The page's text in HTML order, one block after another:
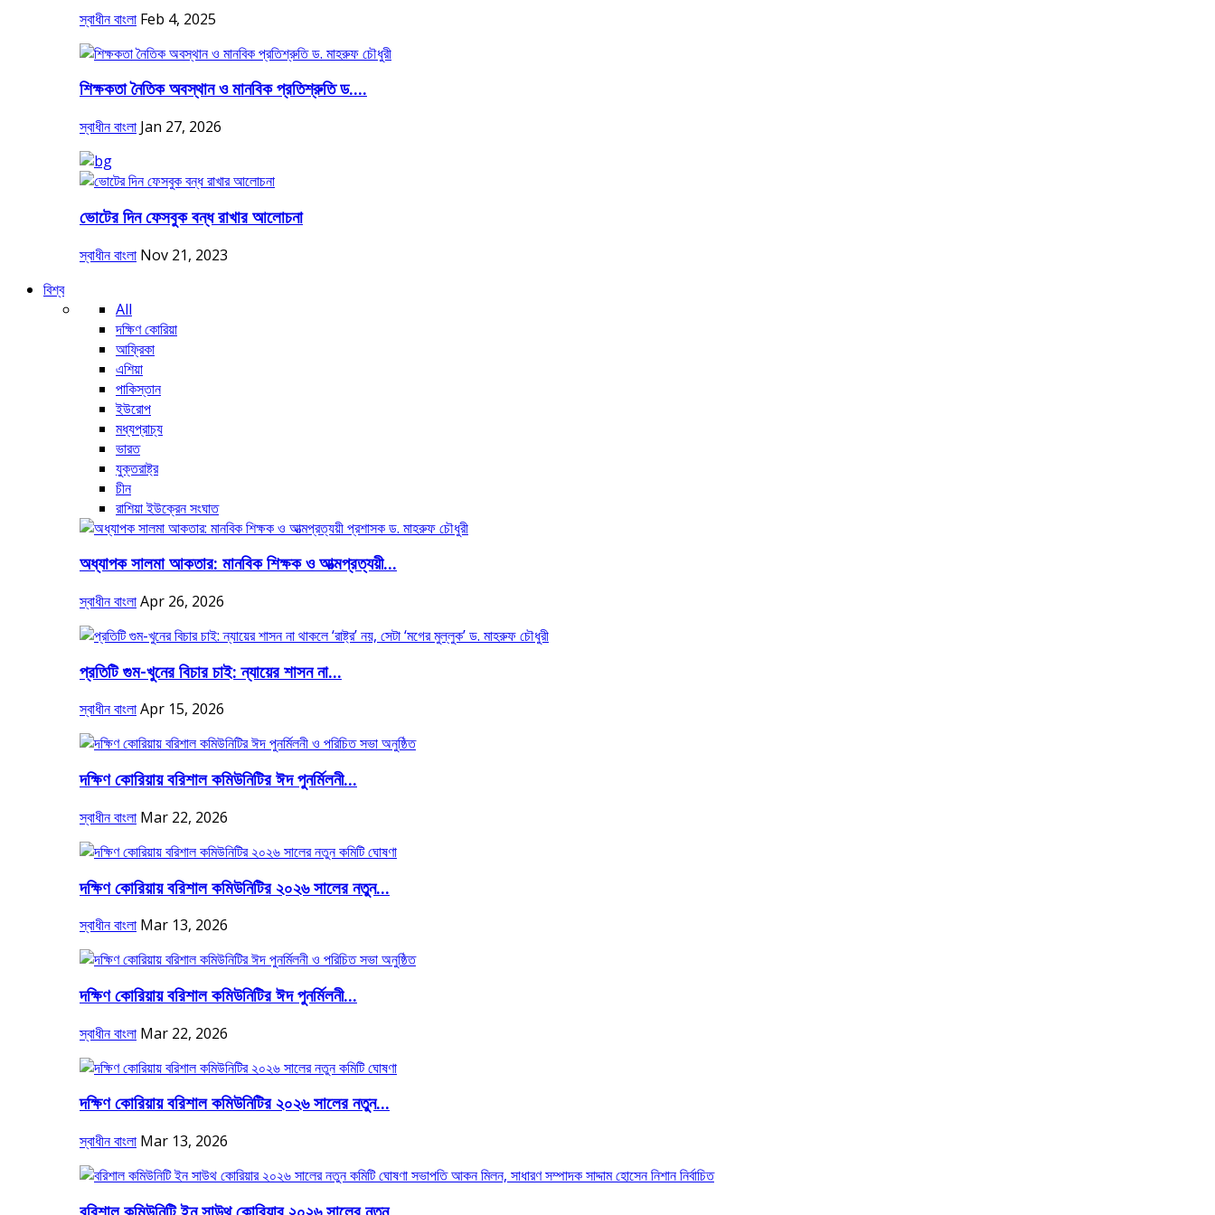
স্বাধীন বাংলা Feb 4, 2025
শিক্ষকতা নৈতিক অবস্থান ও মানবিক প্রতিশ্রুতি ড....
স্বাধীন বাংলা Jan 27, 2026
ভোটের দিন ফেসবুক বন্ধ রাখার আলোচনা
স্বাধীন বাংলা Nov 21, 2023
বিশ্ব
All
দক্ষিণ কোরিয়া
আফ্রিকা
এশিয়া
পাকিস্তান
ইউরোপ
মধ্যপ্রাচ্য
ভারত
যুক্তরাষ্ট্র
চীন
রাশিয়া ইউক্রেন সংঘাত
অধ্যাপক সালমা আকতার: মানবিক শিক্ষক ও আত্মপ্রত্যয়ী...
স্বাধীন বাংলাApr 26, 2026
প্রতিটি গুম-খুনের বিচার চাই: ন্যায়ের শাসন না...
স্বাধীন বাংলাApr 15, 2026
দক্ষিণ কোরিয়ায় বরিশাল কমিউনিটির ঈদ পুনর্মিলনী...
স্বাধীন বাংলা Mar 22, 2026
দক্ষিণ কোরিয়ায় বরিশাল কমিউনিটির ২০২৬ সালের নতুন...
স্বাধীন বাংলা Mar 13, 2026
দক্ষিণ কোরিয়ায় বরিশাল কমিউনিটির ঈদ পুনর্মিলনী...
স্বাধীন বাংলা Mar 22, 2026
দক্ষিণ কোরিয়ায় বরিশাল কমিউনিটির ২০২৬ সালের নতুন...
স্বাধীন বাংলা Mar 13, 2026